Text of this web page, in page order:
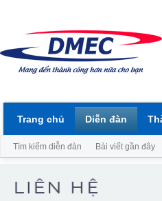
Trang chủ Diễn đàn
Tìm kiếm diễn đàn Bài viết gần đây